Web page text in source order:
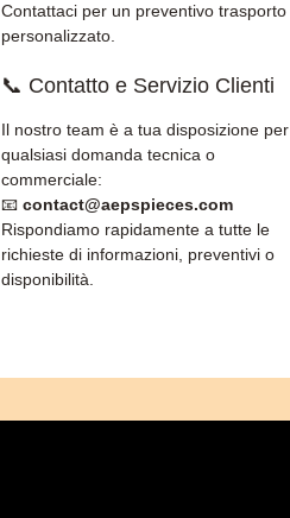
Contattaci per un preventivo trasporto
personalizzato.
📞 Contatto e Servizio Clienti
Il nostro team è a tua disposizione per
qualsiasi domanda tecnica o
commerciale:
📧 contact@aepspieces.com
Rispondiamo rapidamente a tutte le
richieste di informazioni, preventivi o
disponibilità.